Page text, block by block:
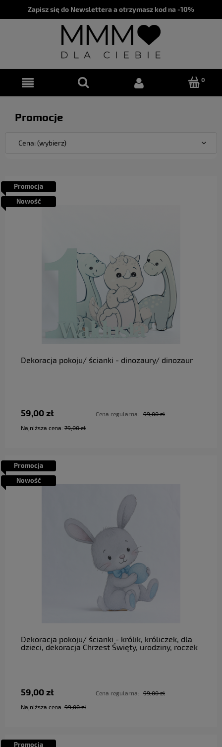
Zapisz się do Newslettera a otrzymasz kod na -10%
Promocje
Cena: (wybierz)
Dekoracja pokoju/ ścianki - dinozaury/ dinozaur
59,00 zł Cena regularna: 99,00 zł
Najniższa cena: 79,00 zł
do koszyka
Promocja
Nowość
Dekoracja pokoju/ ścianki - królik, króliczek, dla
dzieci, dekoracja Chrzest Święty, urodziny, roczek
59,00 zł Cena regularna: 99,00 zł
Najniższa cena: 99,00 zł
do koszyka
Promocja
Nowość
Promocja